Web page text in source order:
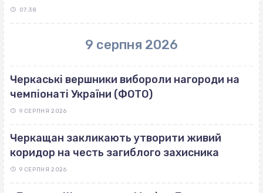
07:38
9 серпня 2026
Черкаські вершники вибороли нагороди на
чемпіонаті України (ФОТО)
9 СЕРПНЯ 2026
Черкащан закликають утворити живий
коридор на честь загиблого захисника
9 СЕРПНЯ 2026